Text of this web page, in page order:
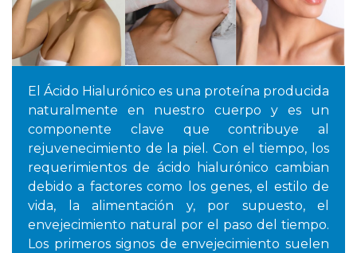
El Ácido Hialurónico es una proteína producida
naturalmente en nuestro cuerpo y es un
componente clave que contribuye al
rejuvenecimiento de la piel. Con el tiempo, los
requerimientos de ácido hialurónico cambian
debido a factores como los genes, el estilo de
vida, la alimentación y, por supuesto, el
envejecimiento natural por el paso del tiempo.
Los primeros signos de envejecimiento suelen